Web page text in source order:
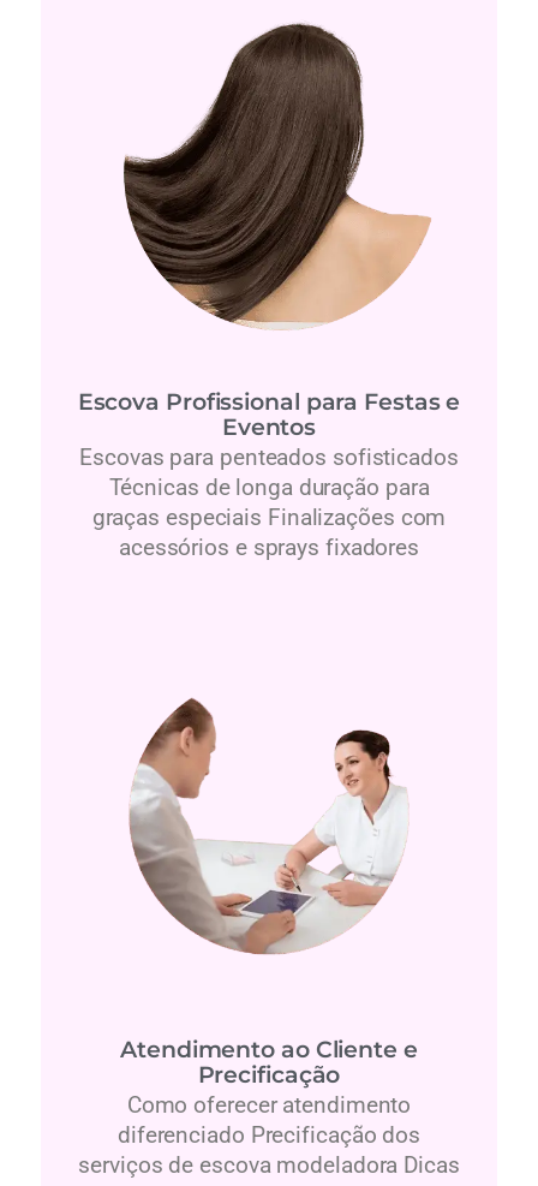
Escova Profissional para Festas e
Eventos
Escovas para penteados sofisticados
Técnicas de longa duração para
graças especiais Finalizações com
acessórios e sprays fixadores
Atendimento ao Cliente e
Precificação
Como oferecer atendimento
diferenciado Precificação dos
serviços de escova modeladora Dicas